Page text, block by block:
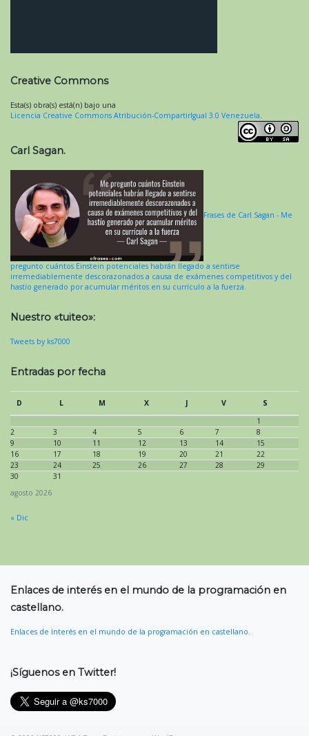
Creative Commons
Esta(s) obra(s) está(n) bajo una
Licencia Creative Commons Atribución-CompartirIgual 3.0 Venezuela.
Carl Sagan.
Frases de Carl Sagan - Me
pregunto cuántos Einstein potenciales habrán llegado a sentirse
irremediablemente descorazonados a causa de exámenes competitivos y del
hastío generado por acumular méritos en su currículo a la fuerza.
Nuestro «tuiteo»:
Tweets by ks7000
Entradas por fecha
agosto 2026
D L M X J V
S
1
2
3 4 5 6 7
8
9
10 11 12 13 14
15
16
17 18 19 20 21
22
23
24 25 26 27 28
29
30
31
« Dic
Enlaces de interés en el mundo de la programación en
castellano.
Enlaces de interés en el mundo de la programación en castellano.
¡Síguenos en Twitter!